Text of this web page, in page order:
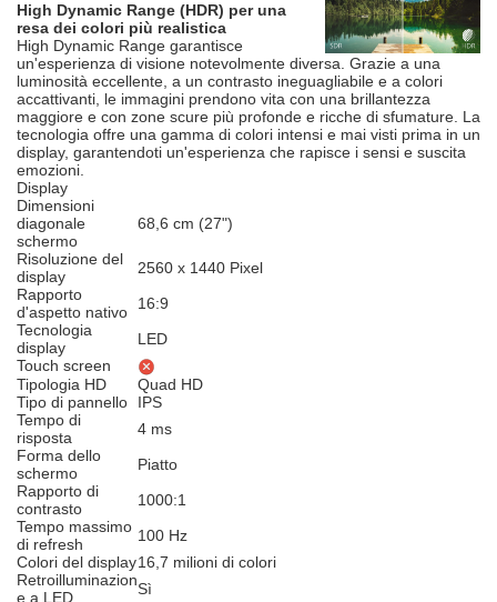
High Dynamic Range (HDR) per una
resa dei colori più realistica
High Dynamic Range garantisce
un'esperienza di visione notevolmente diversa. Grazie a una
luminosità eccellente, a un contrasto ineguagliabile e a colori
accattivanti, le immagini prendono vita con una brillantezza
maggiore e con zone scure più profonde e ricche di sfumature. La
tecnologia offre una gamma di colori intensi e mai visti prima in un
display, garantendoti un'esperienza che rapisce i sensi e suscita
emozioni.
Display
Dimensioni
diagonale
schermo
68,6 cm (27")
Risoluzione del
display
2560 x 1440 Pixel
Rapporto
d'aspetto nativo
16:9
Tecnologia
display
LED
Touch screen
Tipologia HD
Quad HD
Tipo di pannello
IPS
Tempo di
risposta
4 ms
Forma dello
schermo
Piatto
Rapporto di
contrasto
1000:1
Tempo massimo
di refresh
100 Hz
Colori del display16,7 milioni di colori
Retroilluminazion
e a LED
Sì